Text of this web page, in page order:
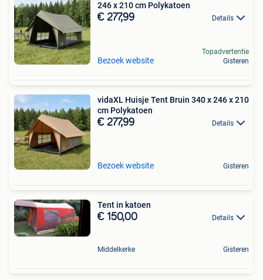
246 x 210 cm Polykatoen
€ 277,99 Details
Bezoek website
Topadvertentie
Gisteren
vidaXL Huisje Tent Bruin 340 x 246 x 210
cm Polykatoen
€ 277,99 Details
Bezoek website Gisteren
Tent in katoen
€ 150,00 Details
Middelkerke Gisteren